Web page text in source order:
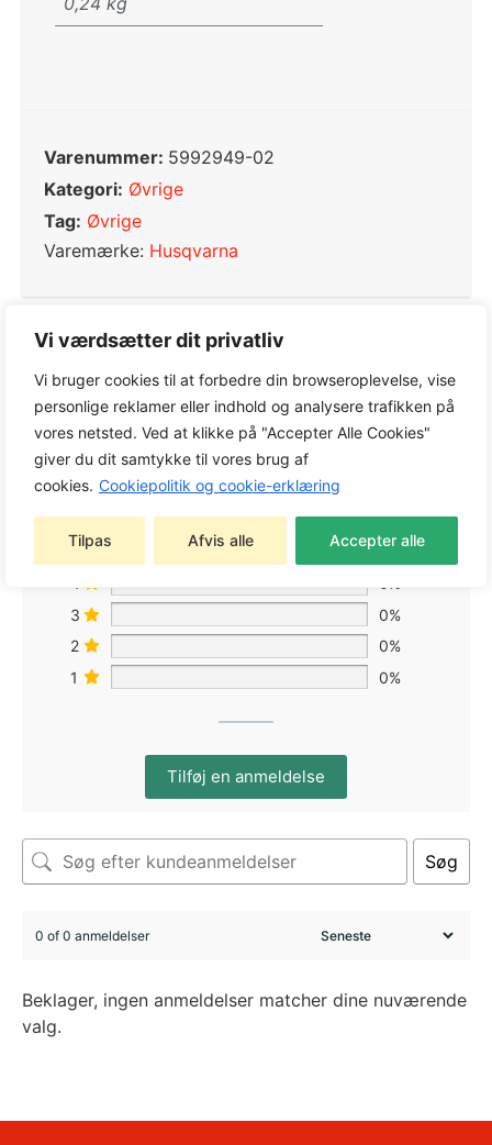
Vi værdsætter dit privatliv
Vi bruger cookies til at forbedre din browseroplevelse, vise
personlige reklamer eller indhold og analysere trafikken på
vores netsted. Ved at klikke på "Accepter Alle Cookies"
giver du dit samtykke til vores brug af
cookies. Cookiepolitik og cookie-erklæring
Tilpas Afvis alle Accepter alle
Varenummer: 5992949-02
Kategori: Øvrige
Tag: Øvrige
Varemærke: Husqvarna
0,0
Baseret på 0 anmeldelser
5
0%
3
0%
2
0%
1
0%
Tilføj en anmeldelse
Søg
0 of 0 anmeldelser
Beklager, ingen anmeldelser matcher dine nuværende
valg.